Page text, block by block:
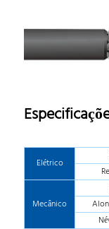
Elétrico
Mecânico